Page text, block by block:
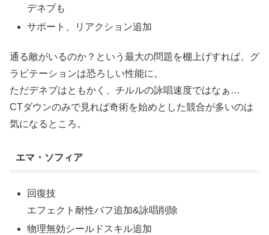
デネブも
サポート、リアクション追加
通る敵がいるのか？という最大の問題を棚上げすれば、グ
ラビテーションは恐ろしい性能に。
ただデネブはともかく、チルルの詠唱速度ではなぁ…
CTダウンのみで見れば奇術を始めとした競合が多いのは
気になるところ。
エマ・ソフィア
回復技
エフェクト耐性バフ追加&詠唱削除
物理無効シールドスキル追加